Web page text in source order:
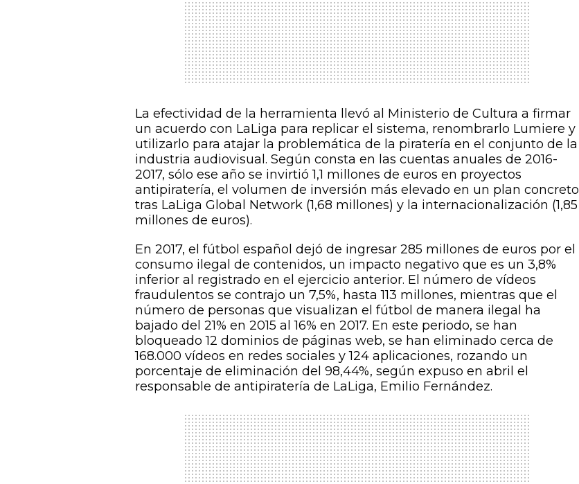
La efectividad de la herramienta llevó al Ministerio de Cultura a firmar
un acuerdo con LaLiga para replicar el sistema, renombrarlo Lumiere y
utilizarlo para atajar la problemática de la piratería en el conjunto de la
industria audiovisual. Según consta en las cuentas anuales de 2016-
2017, sólo ese año se invirtió 1,1 millones de euros en proyectos
antipiratería, el volumen de inversión más elevado en un plan concreto
tras LaLiga Global Network (1,68 millones) y la internacionalización (1,85
millones de euros).
En 2017, el fútbol español dejó de ingresar 285 millones de euros por el
consumo ilegal de contenidos, un impacto negativo que es un 3,8%
inferior al registrado en el ejercicio anterior. El número de vídeos
fraudulentos se contrajo un 7,5%, hasta 113 millones, mientras que el
número de personas que visualizan el fútbol de manera ilegal ha
bajado del 21% en 2015 al 16% en 2017. En este periodo, se han
bloqueado 12 dominios de páginas web, se han eliminado cerca de
168.000 vídeos en redes sociales y 124 aplicaciones, rozando un
porcentaje de eliminación del 98,44%, según expuso en abril el
responsable de antipiratería de LaLiga, Emilio Fernández.